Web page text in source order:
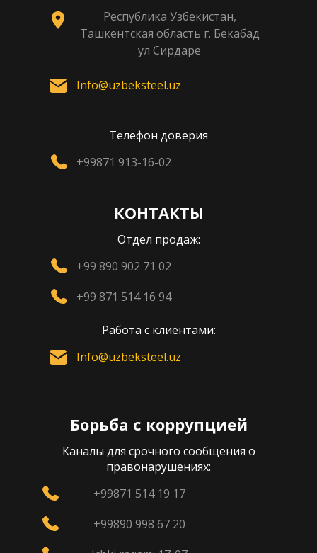
Республика Узбекистан,
Ташкентская область г. Бекабад
ул Сирдаре
Info@uzbeksteel.uz
Телефон доверия
+99871 913-16-02
КОНТАКТЫ
Отдел продаж:
+99 890 902 71 02
+99 871 514 16 94
Работа с клиентами:
Info@uzbeksteel.uz
Борьба с коррупцией
Каналы для срочного сообщения о
правонарушениях:
+99871 514 19 17
+99890 998 67 20